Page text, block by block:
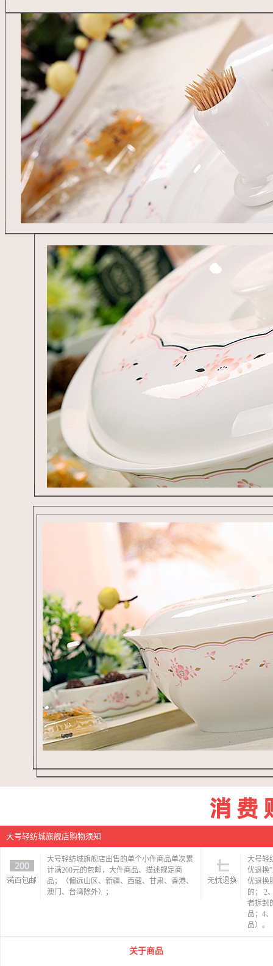
大号轻纺城旗舰店购物须知
大号轻纺城旗舰店出售的单个小件商品单次累
计满200元的包邮，大件商品、描述规定商
品；（偏远山区、新疆、西藏、甘肃、香港、
澳门、台湾除外）；
大号轻
优退换
优退换
的； 2
者拆封
品；4
品）。
关于商品